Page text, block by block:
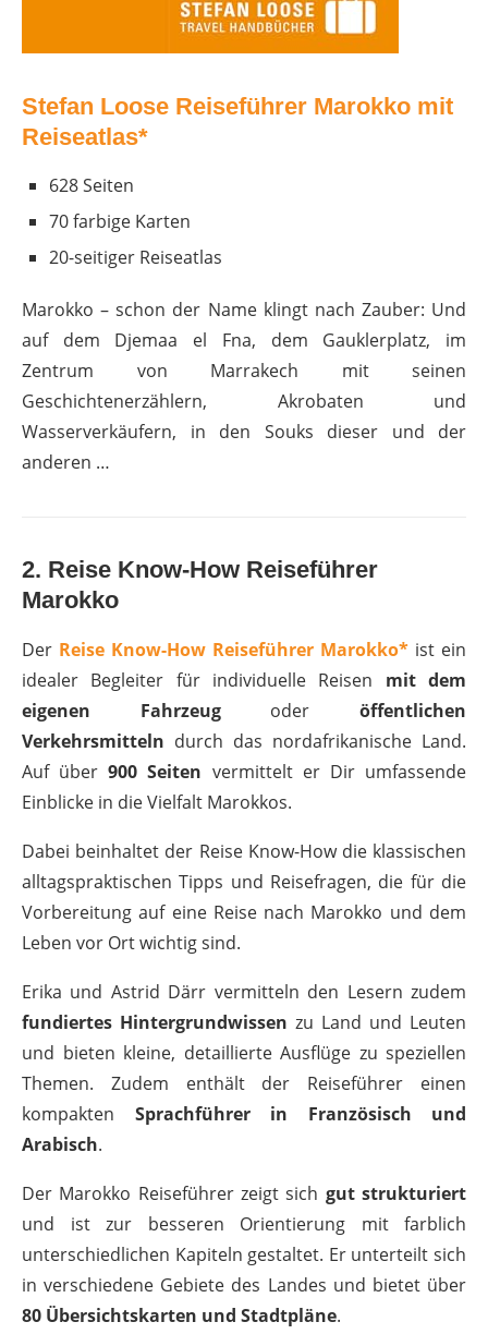
Stefan Loose Reiseführer Marokko mit
Reiseatlas*
628 Seiten
70 farbige Karten
20-seitiger Reiseatlas
Marokko – schon der Name klingt nach Zauber: Und
auf dem Djemaa el Fna, dem Gauklerplatz, im
Zentrum von Marrakech mit seinen
Geschichtenerzählern, Akrobaten und
Wasserverkäufern, in den Souks dieser und der
anderen …
2. Reise Know-How Reiseführer
Marokko
Der Reise Know-How Reiseführer Marokko* ist ein
idealer Begleiter für individuelle Reisen mit dem
eigenen Fahrzeugoderöffentlichen
Verkehrsmitteln durch das nordafrikanische Land.
Auf über900 Seiten vermittelt er Dir umfassende
Einblicke in die Vielfalt Marokkos.
Dabei beinhaltet der Reise Know-How die klassischen
alltagspraktischen Tipps und Reisefragen, die für die
Vorbereitung auf eine Reise nach Marokko und dem
Leben vor Ort wichtig sind.
Erika und Astrid Därr vermitteln den Lesern zudem
fundiertes Hintergrundwissen zu Land und Leuten
und bieten kleine, detaillierte Ausflüge zu speziellen
Themen. Zudem enthält der Reiseführer einen
kompakten Sprachführer in Französisch und
Arabisch.
Der Marokko Reiseführer zeigt sich gut strukturiert
und ist zur besseren Orientierung mit farblich
unterschiedlichen Kapiteln gestaltet. Er unterteilt sich
in verschiedene Gebiete des Landes und bietet über
80 Übersichtskarten und Stadtpläne.